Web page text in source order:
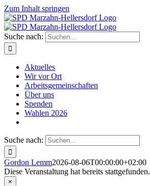
Zum Inhalt springen
Suche nach:
Aktuelles
Wir vor Ort
Arbeitsgemeinschaften
Über uns
Spenden
Wahlen 2026
Suche nach:
Gordon Lemm2026-08-06T00:00:00+02:00
Diese Veranstaltung hat bereits stattgefunden.
×